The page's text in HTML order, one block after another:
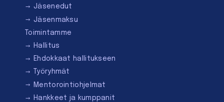
Jäsenedut
Jäsenmaksu
Toimintamme
Hallitus
Ehdokkaat hallitukseen
Työryhmät
Mentorointi­ohjelmat
Hankkeet ja kumppanit